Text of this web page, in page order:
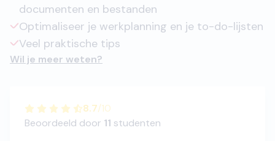
documenten en bestanden
Optimaliseer je werkplanning en je to-do-lijsten
Veel praktische tips
Wil je meer weten?
8.7/10
Beoordeeld door 11 studenten